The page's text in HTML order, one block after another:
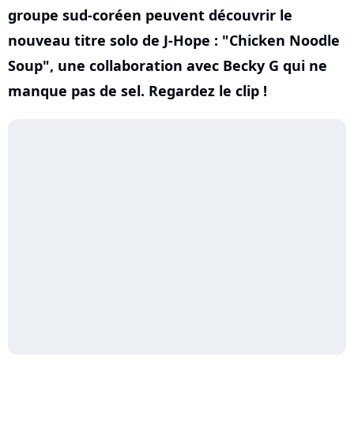
groupe sud-coréen peuvent découvrir le
nouveau titre solo de J-Hope : "Chicken Noodle
Soup", une collaboration avec Becky G qui ne
manque pas de sel. Regardez le clip !